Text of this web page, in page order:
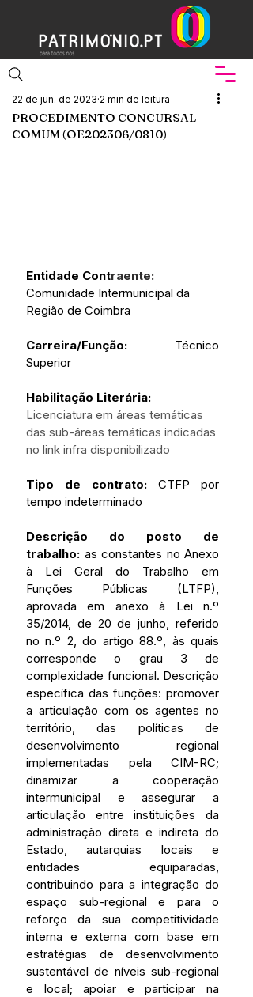
PROCEDIMENTO CONCURSAL
COMUM (OE202306/0810)
22 de jun. de 2023 2 min de leitura
Entidade Contraente:
Comunidade Intermunicipal da
Região de Coimbra
Carreira/Função: Técnico
Superior
Habilitação Literária:
Licenciatura em áreas temáticas
das sub-áreas temáticas indicadas
no link infra disponibilizado
Tipo de contrato: CTFP por
tempo indeterminado
Descrição do posto de
trabalho: as constantes no Anexo
à Lei Geral do Trabalho em
Funções Públicas (LTFP),
aprovada em anexo à Lei n.º
35/2014, de 20 de junho, referido
no n.º 2, do artigo 88.º, às quais
corresponde o grau 3 de
complexidade funcional. Descrição
específica das funções: promover
a articulação com os agentes no
território, das políticas de
desenvolvimento regional
implementadas pela CIM-RC;
dinamizar a cooperação
intermunicipal e assegurar a
articulação entre instituições da
administração direta e indireta do
Estado, autarquias locais e
entidades equiparadas,
contribuindo para a integração do
espaço sub-regional e para o
reforço da sua competitividade
interna e externa com base em
estratégias de desenvolvimento
sustentável de níveis sub-regional
e local; apoiar e participar na